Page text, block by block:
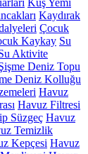
Kuş Yemi
Kaydırak
Çocuk
Kaykay Su
Aktivite
Deniz Topu
Deniz Kolluğu
Havuz
Havuz Filtresi
Süzgeç Havuz
Temizlik
Kepçesi Havuz